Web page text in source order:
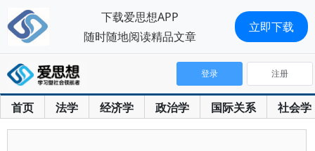
首页 法学 经济学 政治学 国际关系 社会学
登录 注册
下载爱思想APP
随时随地阅读精品文章
立即下载